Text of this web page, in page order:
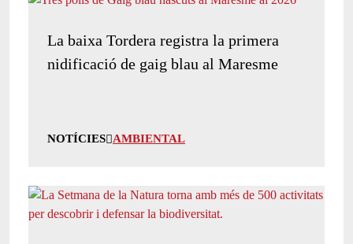
La baixa Tordera registra la primera
nidificació de gaig blau al Maresme
NOTÍCIES AMBIENTAL